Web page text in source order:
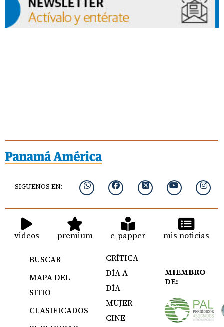
SIGUENOS EN:
videos premium e-papper mis noticias
BUSCAR
MAPA DEL
SITIO
CLASIFICADOS
CRÍTICA
DÍA A
DÍA
MUJER
CINE
MIEMBRO
DE: